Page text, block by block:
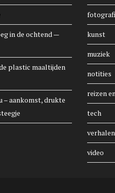
in de ochtend —
plastic maaltijden
– aankomst, drukte
kunst
muziek
notities
reizen
tech
verhalen
video